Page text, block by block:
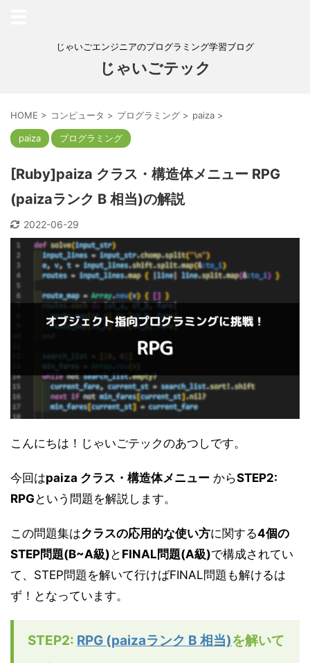
じゃいごエンジニアのプログラミング学習ブログ
じゃいごテック
HOME > コンピュータ > プログラミング > paiza >
paiza プログラミング
[Ruby]paiza クラス・構造体メニュー RPG
(paizaランク B 相当)の解説
2022-06-29
こんにちは！じゃいごテックのあつしです。
今回はpaiza クラス・構造体メニュー からSTEP2:
RPG という問題を解説します。
この問題集はクラスの応用的な使い方に関する4個の
STEP問題(B~A級) と FINAL問題(A級)で構成されてい
て、STEP問題を解いて行けばFINAL問題も解けるは
ず！となっています。
STEP2: RPG (paizaランク B 相当)を解いて